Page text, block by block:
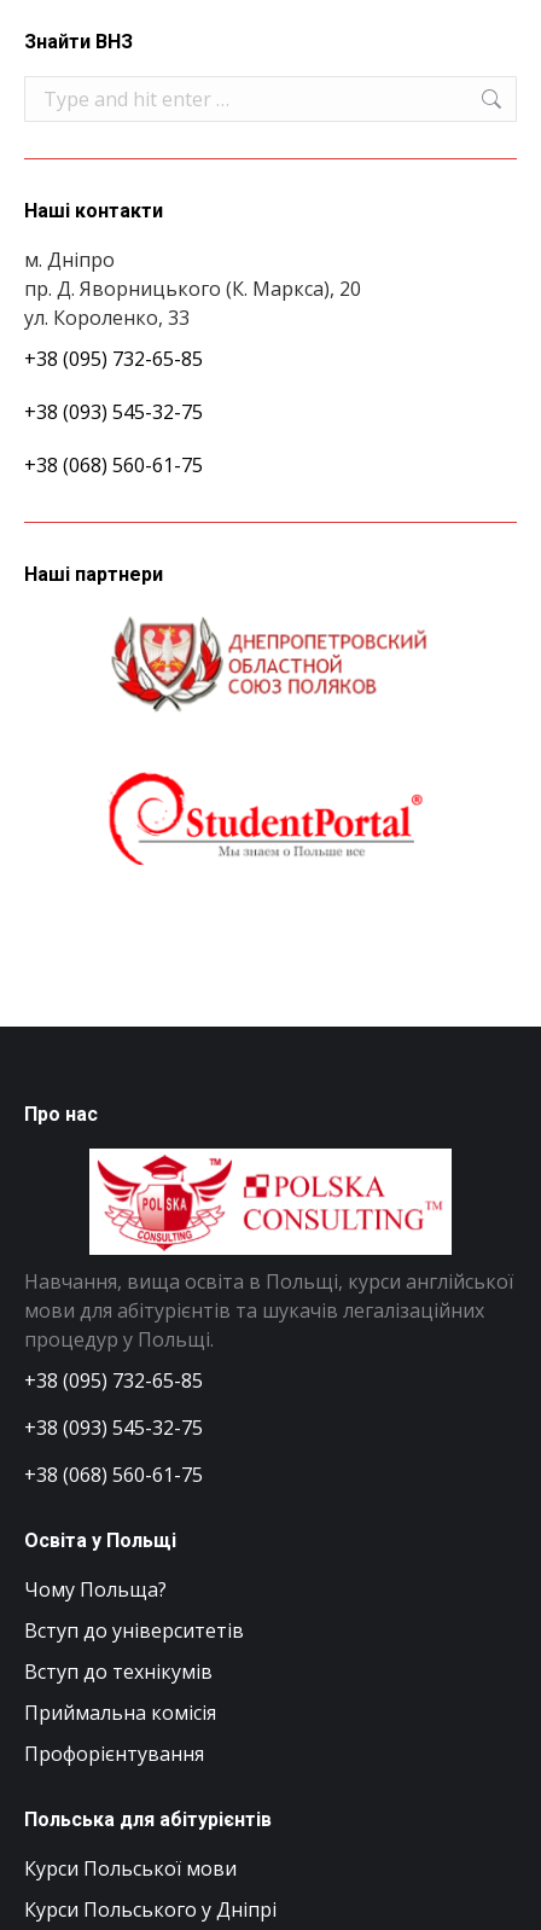
Знайти ВНЗ
Search:
Наші контакти
м. Дніпро
пр. Д. Яворницького (К. Маркса), 20
ул. Короленко, 33
+38 (095) 732-65-85
+38 (093) 545-32-75
+38 (068) 560-61-75
Наші партнери
Про нас
Навчання, вища освіта в Польщі, курси англійської
мови для абітурієнтів та шукачів легалізаційних
процедур у Польщі.
+38 (095) 732-65-85
+38 (093) 545-32-75
+38 (068) 560-61-75
Освіта у Польщі
Чому Польща?
Вступ до університетів
Вступ до технікумів
Приймальна комісія
Профорієнтування
Польська для абітурієнтів
Курси Польської мови
Курси Польського у Дніпрі